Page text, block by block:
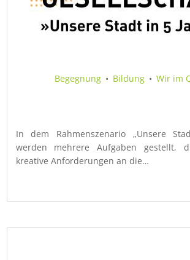
Begegnung • Bildung • Wir im
In dem Rahmenszenario „Unsere
werden mehrere Aufgaben gestellt,
kreative Anforderungen an die…